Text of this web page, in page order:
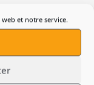
et notre service.